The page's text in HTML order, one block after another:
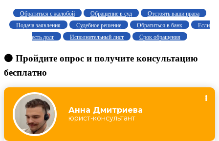
Обратиться с жалобой Обращение в суд
Отстоять ваши права
Подача заявления
Судебное решение Обратиться в банк
Если
есть долг
Исполнительный лист Срок обращения
🟠 Пройдите опрос и получите консультацию
бесплатно